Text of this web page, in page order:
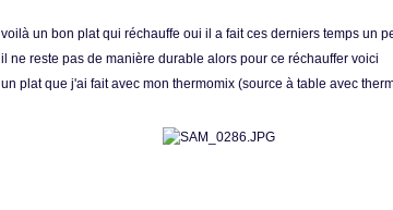
voilà un bon plat qui réchauffe oui il a fait ces derniers temps un
il ne reste pas de manière durable alors pour ce réchauffer voici
un plat que j'ai fait avec mon thermomix (source à table avec